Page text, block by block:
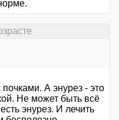
А энурез - это
Не может быть всё
энурез. И лечить